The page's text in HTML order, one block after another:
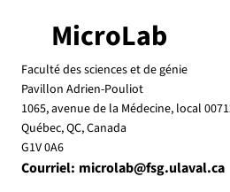
MicroLab
Courriel: microlab@fsg.ulaval.ca
Faculté des sciences et de génie
Pavillon Adrien-Pouliot
1065, avenue de la Médecine, local
Québec, QC, Canada
G1V 0A6